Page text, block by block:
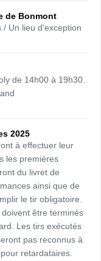
de Bonmont
/ Un lieu d'exception
de 14h00 à 19h30.
2025
à effectuer leur
les premières
du livret de
ainsi que de
le tir obligatoire.
être terminés
Les tirs exécutés
pas reconnus à
retardataires.